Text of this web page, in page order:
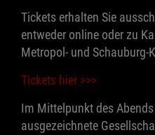
Tickets erhalten Sie
entweder online oder zu
Metropol- und Schauburg-
Tickets hier >>>
Im Mittelpunkt des
ausgezeichnete